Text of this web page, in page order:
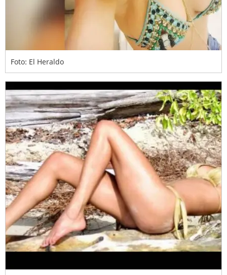
Foto: El Heraldo